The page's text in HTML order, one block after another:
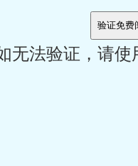
无法验证，请使